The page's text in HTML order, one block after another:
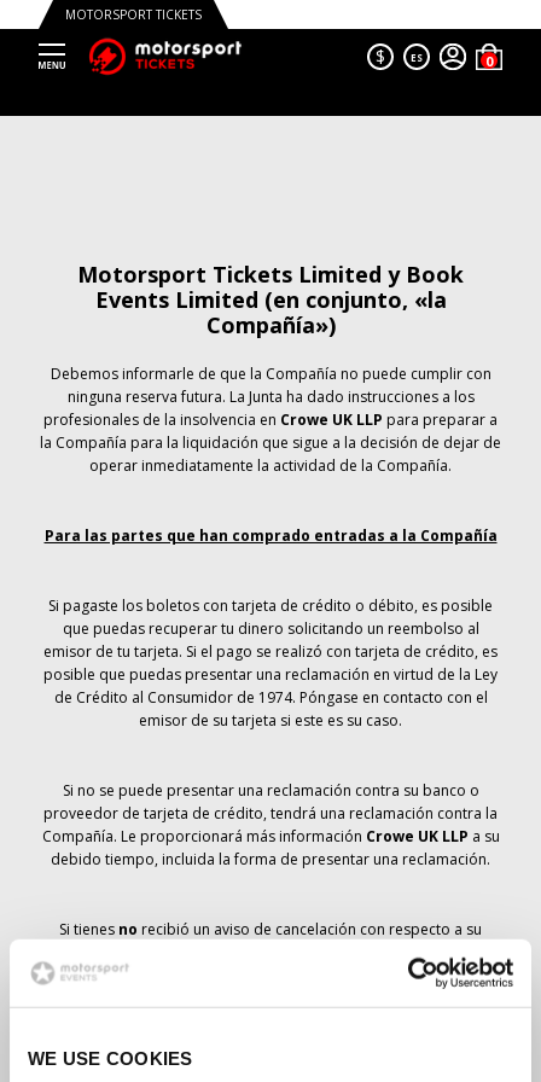
WE USE COOKIES
MOTORSPORT TICKETS
$ ES
Motorsport Tickets Limited y Book
Events Limited (en conjunto, «la
Compañía»)
Debemos informarle de que la Compañía no puede cumplir con
ninguna reserva futura. La Junta ha dado instrucciones a los
profesionales de la insolvencia en Crowe UK LLP para preparar a
la Compañía para la liquidación que sigue a la decisión de dejar de
operar inmediatamente la actividad de la Compañía.
Para las partes que han comprado entradas a la Compañía
Si pagaste los boletos con tarjeta de crédito o débito, es posible
que puedas recuperar tu dinero solicitando un reembolso al
emisor de tu tarjeta. Si el pago se realizó con tarjeta de crédito, es
posible que puedas presentar una reclamación en virtud de la Ley
de Crédito al Consumidor de 1974. Póngase en contacto con el
emisor de su tarjeta si este es su caso.
Si no se puede presentar una reclamación contra su banco o
proveedor de tarjeta de crédito, tendrá una reclamación contra la
Compañía. Le proporcionará más información Crowe UK LLP a su
debido tiempo, incluida la forma de presentar una reclamación.
Si tienes no recibió un aviso de cancelación con respecto a su
pedido de entradas, su reserva no se ha cancelado y se prevé que
recibirá las entradas que ha pedido a su debido tiempo. La